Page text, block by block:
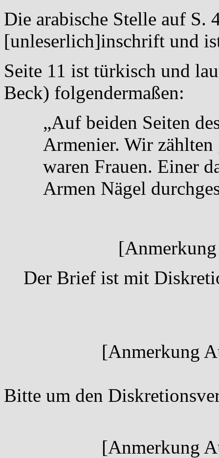
Die arabische Stelle auf S.
[unleserlich]inschrift und
Seite 11 ist türkisch und
Beck) folgendermaßen:
„Auf beiden Seiten
Armenier. Wir zählten
waren Frauen. Einer
Armen Nägel
Der Brief ist mit
[Anmerkung
Bitte um den
[Anmerkung